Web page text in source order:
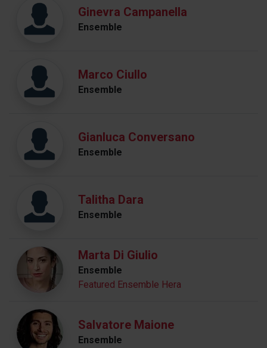
Ginevra Campanella
Ensemble
Marco Ciullo
Ensemble
Gianluca Conversano
Ensemble
Talitha Dara
Ensemble
Marta Di Giulio
Ensemble
Featured Ensemble Hera
Salvatore Maione
Ensemble